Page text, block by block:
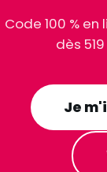
Code 100 %
dès
Je